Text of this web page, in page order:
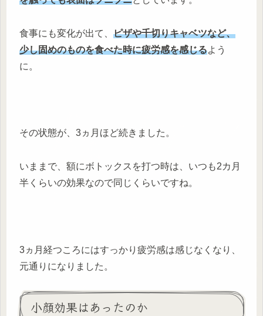
食事にも変化が出て、 ピザや千切りキャベツなど、
少し固めのものを食べた時に疲労感を感じるよう
に。
その状態が、3ヵ月ほど続きました。
いままで、額にボトックスを打つ時は、いつも2カ月
半くらいの効果なので同じくらいですね。
3ヵ月経つころにはすっかり疲労感は感じなくなり、
元通りになりました。
小顔効果はあったのか